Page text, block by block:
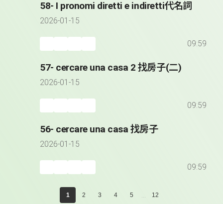
58- I pronomi diretti e indiretti代名詞
2026-01-15
09:59
57- cercare una casa 2 找房子(二)
2026-01-15
09:59
56- cercare una casa 找房子
2026-01-15
09:59
1 2 3 4 5 ... 12